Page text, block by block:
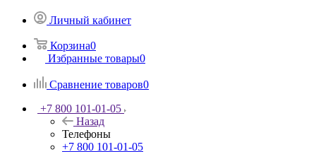
Личный кабинет
Корзина0
Избранные товары0
Сравнение товаров0
+7 800 101-01-05
Назад
Телефоны
+7 800 101-01-05